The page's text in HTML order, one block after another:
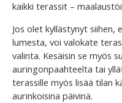
kaikki terassit –
Jos olet kyllästynyt
lumesta, voi valokate
valinta. Kesäisin se myös
auringonpaahteelta tai
terassille myös lisää tilan
aurinkoisina päivinä.